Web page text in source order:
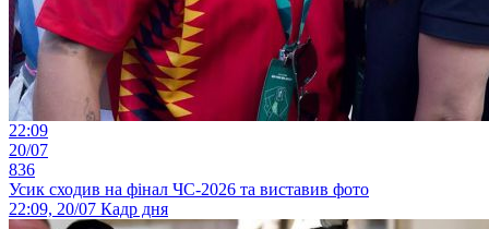
22:09
20/07
836
Усик сходив на фінал ЧС-2026 та виставив фото
22:09, 20/07 Кадр дня